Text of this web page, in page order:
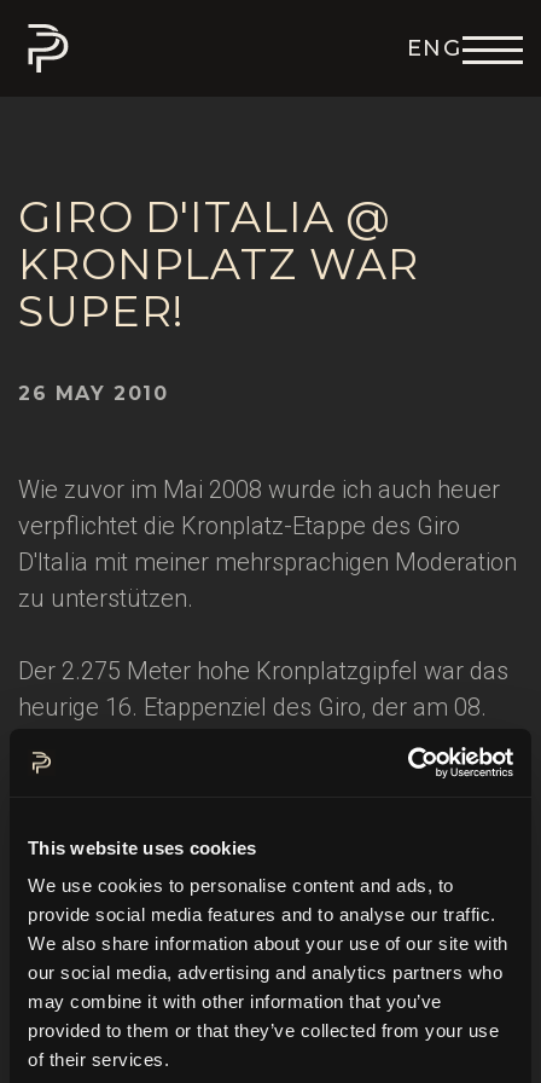
This website uses cookies
We use cookies to personalise content and ads, to
provide social media features and to analyse our traffic.
We also share information about your use of our site with
our social media, advertising and analytics partners who
may combine it with other information that you’ve
provided to them or that they’ve collected from your use
of their services.
GIRO D'ITALIA @
KRONPLATZ WAR
SUPER!
26 MAY 2010
Wie zuvor im Mai 2008 wurde ich auch heuer
verpflichtet die Kronplatz-Etappe des Giro
D'Italia mit meiner mehrsprachigen Moderation
zu unterstützen.
Der 2.275 Meter hohe Kronplatzgipfel war das
heurige 16. Etappenziel des Giro, der am 08.
Mai seinen Ausgangspunkt in Amsterdam
hatte. Es waren die wohl schwierigsten und
Radrundfahrt.
Ein Einzelzeitfahren forderte die Kräfte und das
psychologische Potential der Sportler bis zum
Letzten, da sie alleine gegen die Zeit, die
Anstrengung und den Schmerz fahren
mussten. Natürlich hatten wir auch jede
ENG